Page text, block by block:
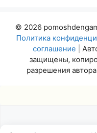
© 2026
Политика
соглашение |
защищены,
разрешения